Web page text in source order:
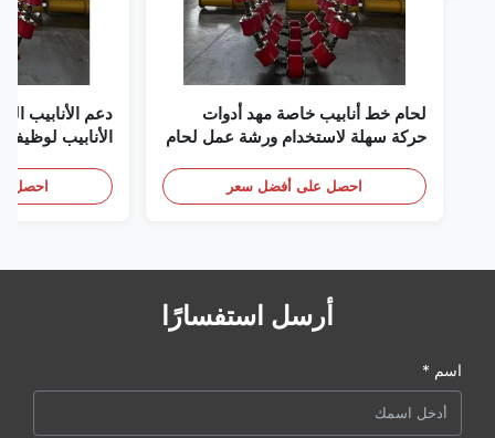
لحام خط أنابيب خاصة مهد أدوات
حركة سهلة لاستخدام ورشة عمل لحام
احصل على أفضل سعر
دعم الأنابيب
الأنابيب لوظيفة
احصل
أرسل استفسارًا
اسم *